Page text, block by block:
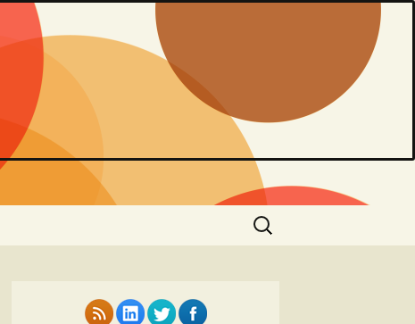
Buscar: